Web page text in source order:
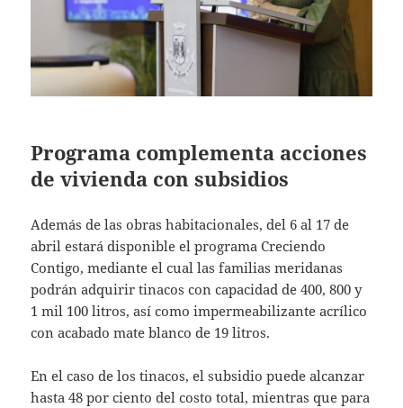
Programa complementa acciones
de vivienda con subsidios
Además de las obras habitacionales, del 6 al 17 de
abril estará disponible el programa Creciendo
Contigo, mediante el cual las familias meridanas
podrán adquirir tinacos con capacidad de 400, 800 y
1 mil 100 litros, así como impermeabilizante acrílico
con acabado mate blanco de 19 litros.
En el caso de los tinacos, el subsidio puede alcanzar
hasta 48 por ciento del costo total, mientras que para